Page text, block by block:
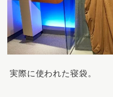
実際に使われた寝袋。